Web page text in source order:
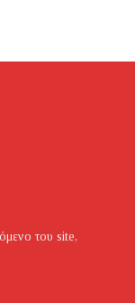
του site,